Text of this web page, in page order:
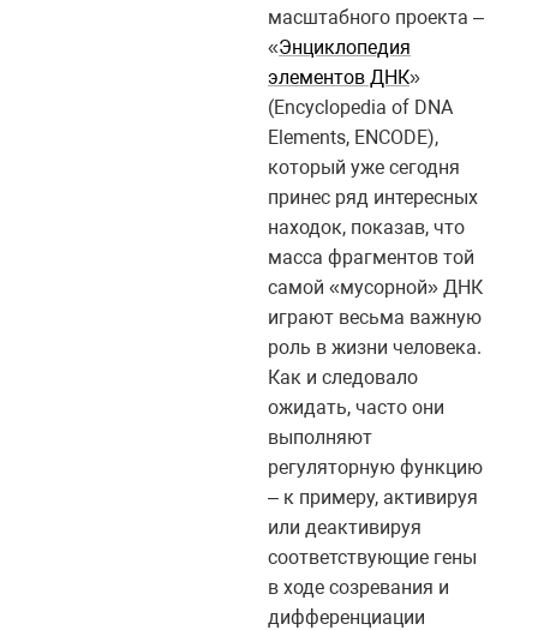
масштабного проекта –
«Энциклопедия
элементов ДНК»
(Encyclopedia of DNA
Elements, ENCODE),
который уже сегодня
принес ряд интересных
находок, показав, что
масса фрагментов той
самой «мусорной» ДНК
играют весьма важную
роль в жизни человека.
Как и следовало
ожидать, часто они
выполняют
регуляторную функцию
– к примеру, активируя
или деактивируя
соответствующие гены
в ходе созревания и
дифференциации